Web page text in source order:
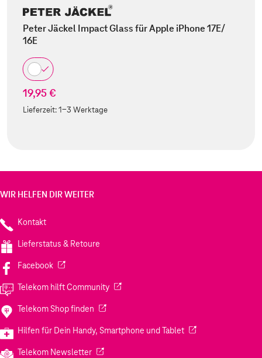
Peter Jäckel Impact Glass für Apple iPhone 17E/
16E
19,95 €
Lieferzeit:1-3 Werktage
WIR HELFEN DIR WEITER
Kontakt
Lieferstatus & Retoure
Facebook(Wird in einem neuen Tab geöffnet)
Telekom hilft Community(Wird in einem neuen Tab geöffnet)
Telekom Shop finden (Wird in einem neuen Tab geöffnet)
Hilfen für Dein Handy, Smartphone und Tablet(Wird in einem
Telekom Newsletter(Wird in einem neuen Tab geöffnet)